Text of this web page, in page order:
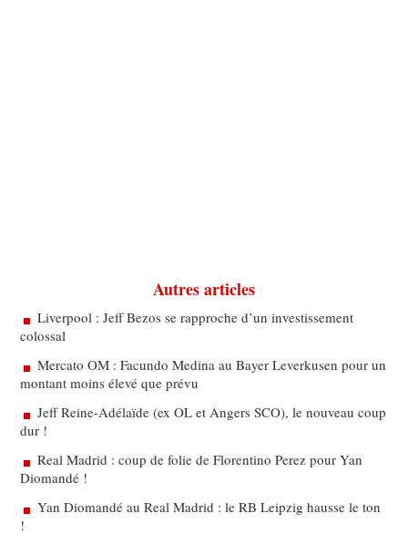
Autres articles
Liverpool : Jeff Bezos se rapproche d’un investissement
colossal
Mercato OM : Facundo Medina au Bayer Leverkusen pour un
montant moins élevé que prévu
Jeff Reine-Adélaïde (ex OL et Angers SCO), le nouveau coup
dur !
Real Madrid : coup de folie de Florentino Perez pour Yan
Diomandé !
Yan Diomandé au Real Madrid : le RB Leipzig hausse le ton
!